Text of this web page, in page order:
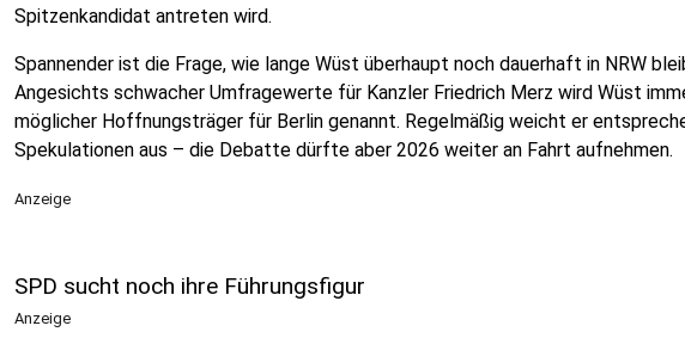
Spitzenkandidat antreten wird.
Spannender ist die Frage, wie lange Wüst überhaupt noch dauerhaft in NRW
Angesichts schwacher Umfragewerte für Kanzler Friedrich Merz wird Wüst
möglicher Hoffnungsträger für Berlin genannt. Regelmäßig weicht er
Spekulationen aus – die Debatte dürfte aber 2026 weiter an Fahrt aufnehmen.
Anzeige
SPD sucht noch ihre Führungsfigur
Anzeige